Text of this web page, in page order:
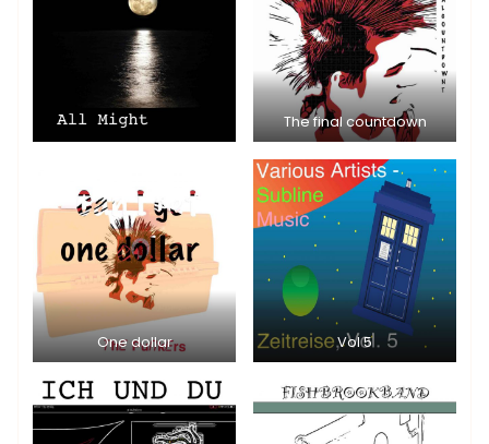
The final countdown
One dollar Vol 5